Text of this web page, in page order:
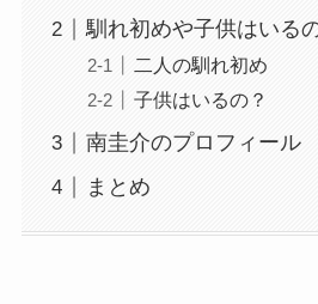
馴れ初めや子供はいる
二人の馴れ初め
子供はいるの？
南圭介のプロフィール
まとめ